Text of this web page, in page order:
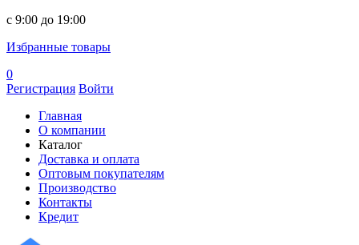
c 9:00 до 19:00
Избранные товары
0
Регистрация Войти
Главная
О компании
Каталог
Доставка и оплата
Оптовым покупателям
Производство
Контакты
Кредит